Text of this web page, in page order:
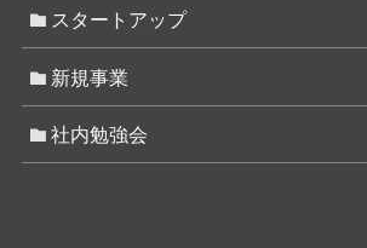
スタートアップ
新規事業
社内勉強会